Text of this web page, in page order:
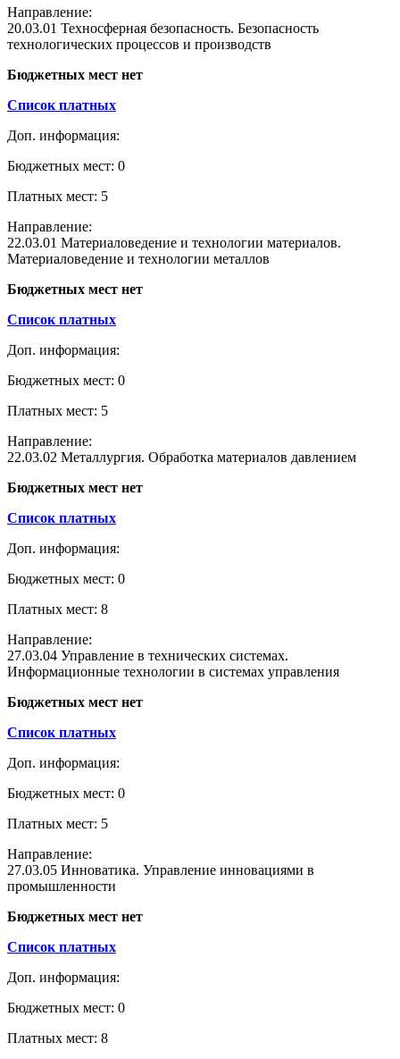
Направление:
20.03.01 Техносферная безопасность. Безопасность
технологических процессов и производств
Бюджетных мест нет
Список платных
Доп. информация:
Бюджетных мест: 0
Платных мест: 5
Направление:
22.03.01 Материаловедение и технологии материалов.
Материаловедение и технологии металлов
Бюджетных мест нет
Список платных
Доп. информация:
Бюджетных мест: 0
Платных мест: 5
Направление:
22.03.02 Металлургия. Обработка материалов давлением
Бюджетных мест нет
Список платных
Доп. информация:
Бюджетных мест: 0
Платных мест: 8
Направление:
27.03.04 Управление в технических системах.
Информационные технологии в системах управления
Бюджетных мест нет
Список платных
Доп. информация:
Бюджетных мест: 0
Платных мест: 5
Направление:
27.03.05 Инноватика. Управление инновациями в
промышленности
Бюджетных мест нет
Список платных
Доп. информация:
Бюджетных мест: 0
Платных мест: 8